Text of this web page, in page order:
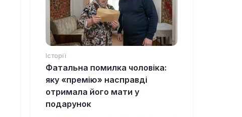
Історії
Фатальна помилка чоловіка:
яку «премію» насправді
отримала його мати у
подарунок